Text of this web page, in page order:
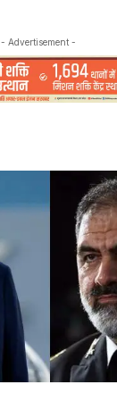
- Advertisement -